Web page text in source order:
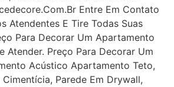
Entre Em Contato
Atendentes E Tire Todas Suas
Para Decorar Um Apartamento
Atender. Preço Para Decorar Um
Acústico Apartamento Teto,
Parede Em Drywall,